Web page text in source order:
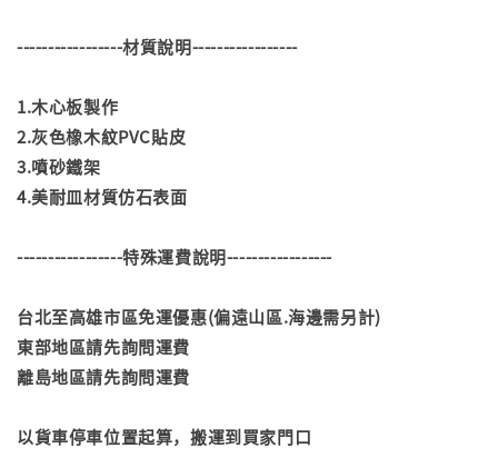
-----------------材質說明-----------------
1.木心板製作
2.灰色橡木紋PVC貼皮
3.噴砂鐵架
4.美耐皿材質仿石表面
-----------------特殊運費說明-----------------
台北至高雄市區免運優惠(偏遠山區.海邊需另計)
東部地區請先詢問運費
離島地區請先詢問運費
以貨車停車位置起算，搬運到買家門口